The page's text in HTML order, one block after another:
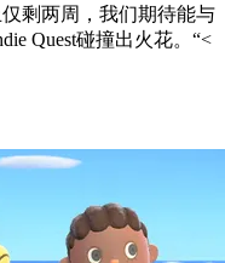
剩两周，我们期待能与
Quest碰撞出火花。“<